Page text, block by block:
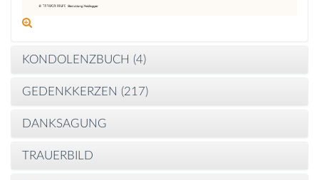
KONDOLENZBUCH (4)
GEDENKKERZEN (217)
DANKSAGUNG
TRAUERBILD